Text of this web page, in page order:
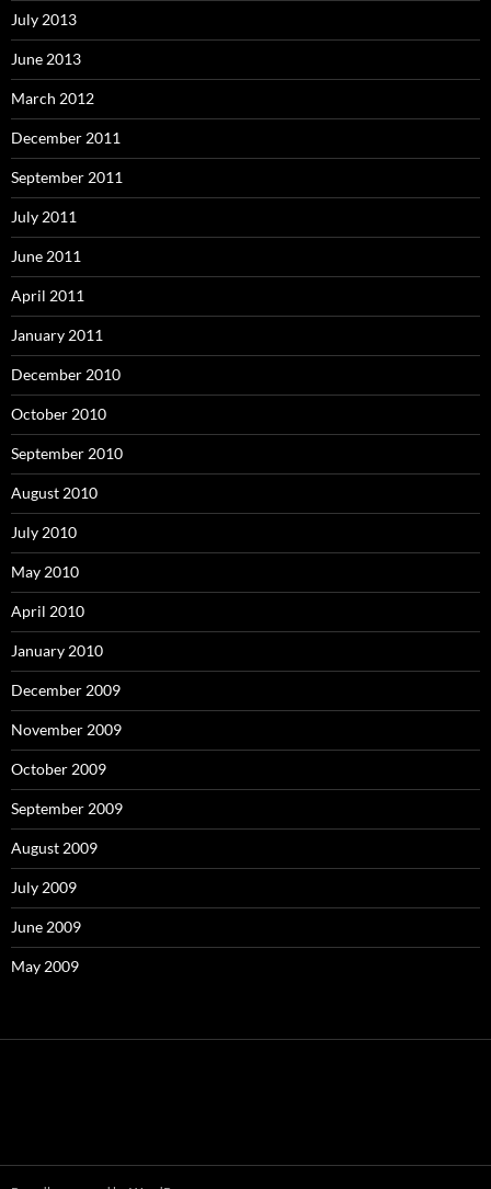
July 2013
June 2013
March 2012
December 2011
September 2011
July 2011
June 2011
April 2011
January 2011
December 2010
October 2010
September 2010
August 2010
July 2010
May 2010
April 2010
January 2010
December 2009
November 2009
October 2009
September 2009
August 2009
July 2009
June 2009
May 2009